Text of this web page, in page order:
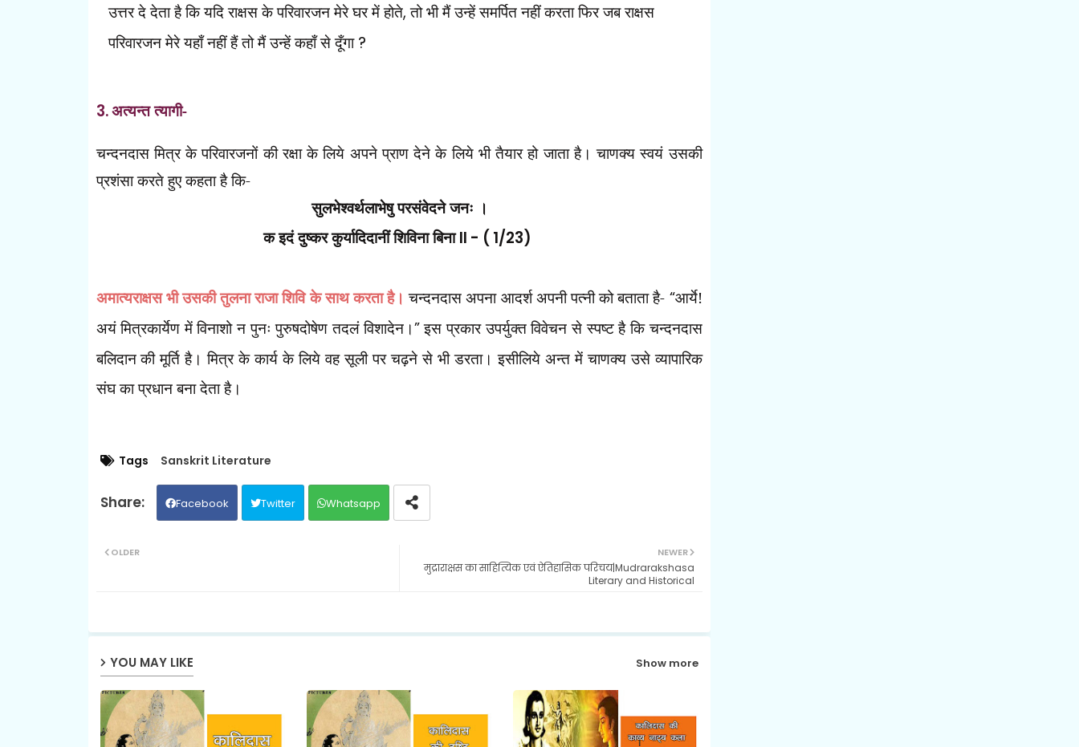
उत्तर दे देता है कि यदि राक्षस के परिवारजन मेरे घर में होते,तो भी मैं उन्हें समर्पित नहीं करता फिर जब राक्षस
परिवारजन मेरे यहाँ नहीं हैं तो मैं उन्हें कहाँ से दूँगा ?
3.अत्यन्त त्यागी-
चन्दनदास मित्र के परिवारजनों की रक्षा के लिये अपने प्राण देने के लिये भीतैयार हो जाता है। चाणक्य स्वयं उसकी
प्रशंसा करते हुए कहता है कि-
सुलभेश्वर्थलाभेषु परसंवेदने जनः ।
क इदं दुष्कर कुर्यादिदानीं शिविना बिनाII - ( 1/23)
अमात्यराक्षस भी उसकी तुलना राजा शिवि के साथ करता है।चन्दनदास अपना आदर्श अपनी पत्नी को बताता है- “आर्ये!
अयं मित्रकार्येण में विनाशो न पुनः पुरुषदोषेण तदलं विशादेन।”इस प्रकार उपर्युक्त विवेचन से स्पष्ट है कि चन्दनदास
बलिदान की मूर्ति है। मित्र के कार्य के लिये वह सूली पर चढ़ने से भी डरता। इसीलिये अन्त में चाणक्य उसे व्यापारिक
संघ का प्रधान बना देता है।
Tags Sanskrit Literature
Facebook Twitter Whatsapp
NEWER
मुद्राराक्षस का साहित्यिक एवं ऐतिहासिक परिचय|Mudrarakshasa
Literary and Historical
OLDER
YOU MAY LIKE Show more